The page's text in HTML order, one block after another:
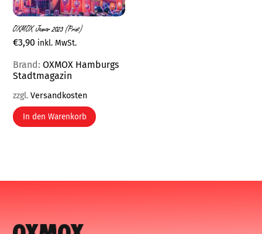
OXMOX Januar 2023 (Print)
€3,90 inkl. MwSt.
Brand:OXMOX Hamburgs
Stadtmagazin
zzgl.Versandkosten
In den Warenkorb